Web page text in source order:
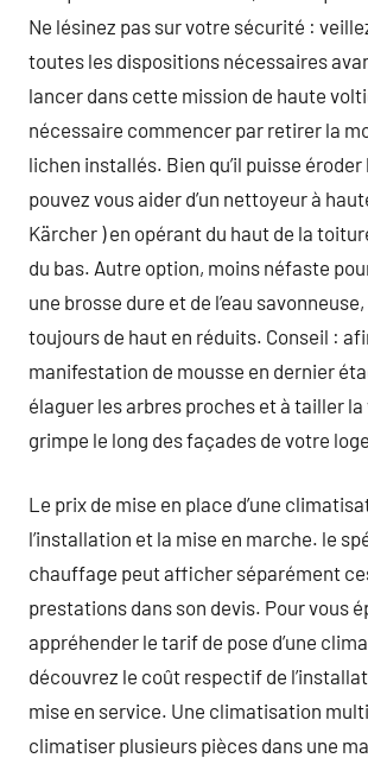
Ne lésinez pas sur votre sécurité :
toutes les dispositions nécessaires
lancer dans cette mission de haute
nécessaire commencer par retirer la
lichen installés. Bien qu’il puisse
pouvez vous aider d’un nettoyeur à
Kärcher ) en opérant du haut de la
du bas. Autre option, moins néfaste
une brosse dure et de l’eau
toujours de haut en réduits. Conseil :
manifestation de mousse en dernier
élaguer les arbres proches et à tailler
grimpe le long des façades de votre
Le prix de mise en place d’une
l’installation et la mise en marche. le
chauffage peut afficher séparément
prestations dans son devis. Pour vous
appréhender le tarif de pose d’une
découvrez le coût respectif de
mise en service. Une climatisation
climatiser plusieurs pièces dans une